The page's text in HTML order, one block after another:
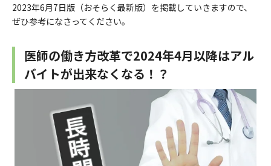
2023年6月7日版（おそらく最新版）を掲載していきますので、
ぜひ参考になさってください。
医師の働き方改革で2024年4月以降はアル
バイトが出来なくなる！？